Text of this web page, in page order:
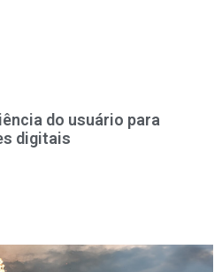
do usuário para
digitais